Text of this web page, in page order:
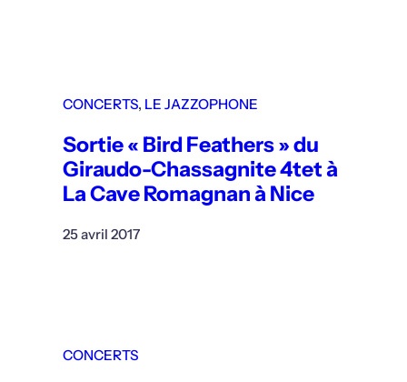
CONCERTS, LE JAZZOPHONE
Sortie « Bird Feathers » du
Giraudo-Chassagnite 4tet à
La Cave Romagnan à Nice
25 avril 2017
CONCERTS